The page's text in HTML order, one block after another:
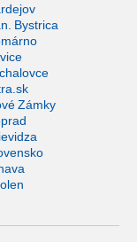
Bystrica
Zámky